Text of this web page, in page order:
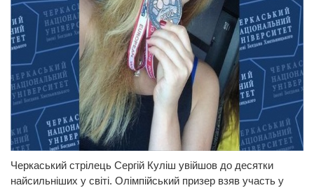
Черкаський стрілець Сергій Куліш увійшов до десятки
найсильніших у світі. Олімпійський призер взяв участь у